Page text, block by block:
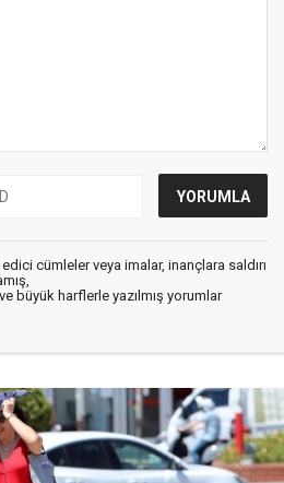
cümleler veya imalar, inançlara saldırı
büyük harflerle yazılmış yorumlar